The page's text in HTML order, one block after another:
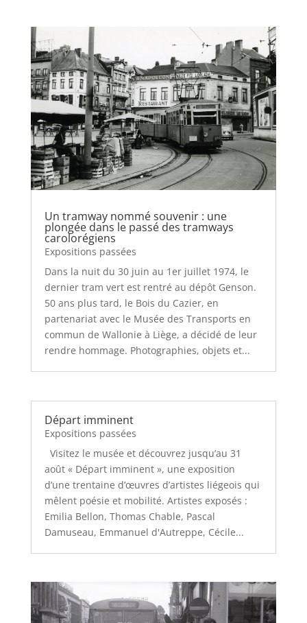
Un tramway nommé souvenir : une
plongée dans le passé des tramways
carolorégiens
Expositions passées
Dans la nuit du 30 juin au 1er juillet 1974, le
dernier tram vert est rentré au dépôt Genson.
50 ans plus tard, le Bois du Cazier, en
partenariat avec le Musée des Transports en
commun de Wallonie à Liège, a décidé de leur
rendre hommage. Photographies, objets et...
Départ imminent
Expositions passées
Visitez le musée et découvrez jusqu’au 31
août « Départ imminent », une exposition
d’une trentaine d’œuvres d’artistes liégeois qui
mêlent poésie et mobilité. Artistes exposés :
Emilia Bellon, Thomas Chable, Pascal
Damuseau, Emmanuel d'Autreppe, Cécile...